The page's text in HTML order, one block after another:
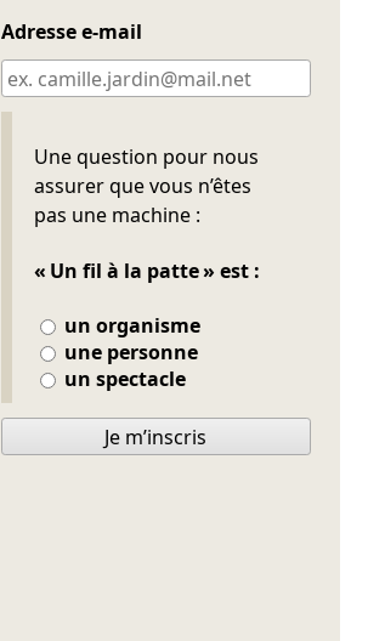
Adresse e-mail
Une question pour nous
assurer que vous n’êtes
pas une machine :
« Un fil à la patte » est :
un organisme
une personne
un spectacle
Ne pas remplir
Je m’inscris